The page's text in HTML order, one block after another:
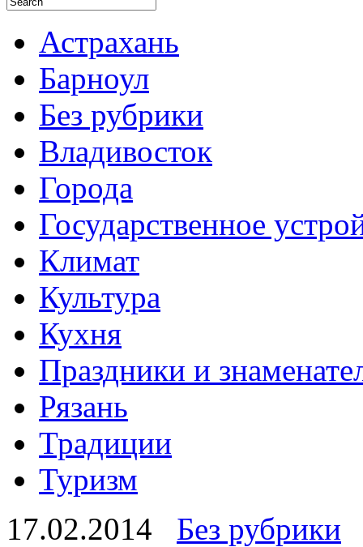
Астрахань
Барноул
Без рубрики
Владивосток
Города
Государственное
Климат
Культура
Кухня
Праздники и
Рязань
Традиции
Туризм
17.02.2014
Без рубрики